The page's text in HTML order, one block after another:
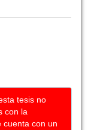
tesis no
con la
cuenta con un